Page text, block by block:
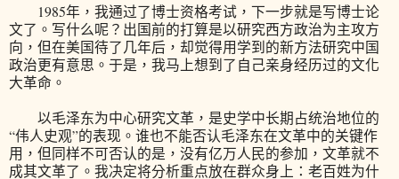
1985年，我通过了博士资格考试，下一步就是写博士论
文了。写什么呢？出国前的打算是以研究西方政治为主攻方
向，但在美国待了几年后，却觉得用学到的新方法研究中国
政治更有意思。于是，我马上想到了自己亲身经历过的文化
大革命。
以毛泽东为中心研究文革，是史学中长期占统治地位的
“伟人史观”的表现。谁也不能否认毛泽东在文革中的关键作
用，但同样不可否认的是，没有亿万人民的参加，文革就不
成其文革了。我决定将分析重点放在群众身上：老百姓为什